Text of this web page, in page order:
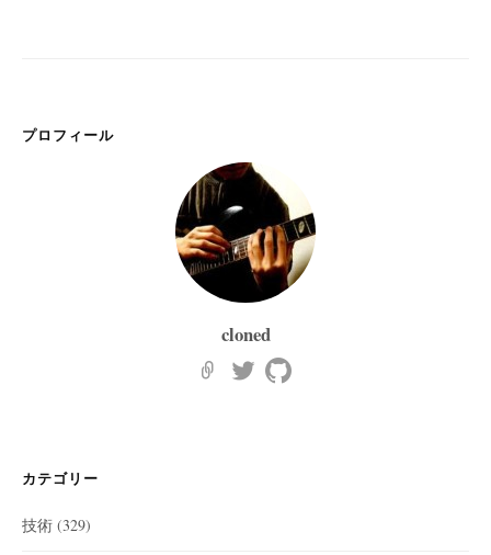
プロフィール
cloned
カテゴリー
技術 (329)